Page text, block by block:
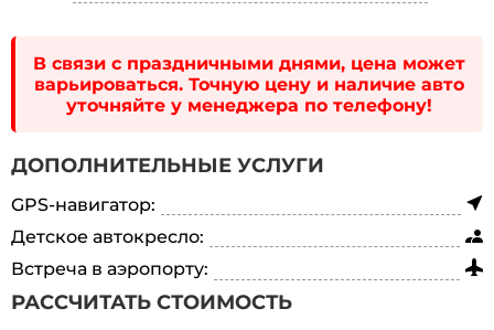
В связи с праздничными днями, цена может
варьироваться. Точную цену и наличие авто
уточняйте у менеджера по телефону!
ДОПОЛНИТЕЛЬНЫЕ УСЛУГИ
GPS-навигатор:
Детское автокресло:
Встреча в аэропорту:
РАССЧИТАТЬ СТОИМОСТЬ